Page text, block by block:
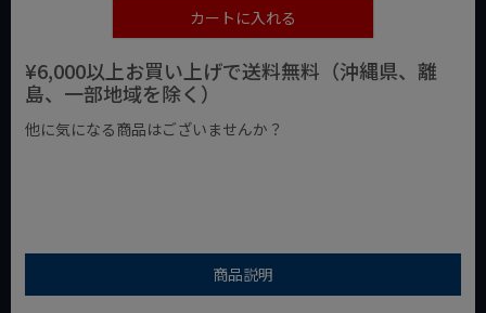
カートに入れる
¥6,000以上お買い上げで送料無料（沖縄県、離
島、一部地域を除く）
他に気になる商品はございませんか？
商品説明